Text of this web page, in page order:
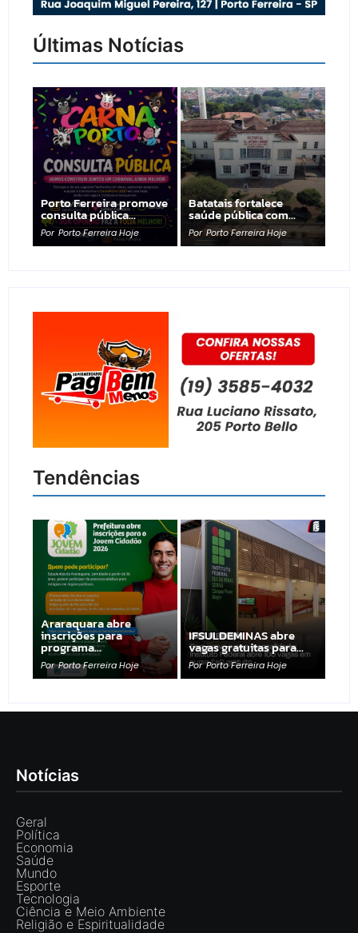
Últimas Notícias
Porto Ferreira promove
consulta pública…
Por Porto Ferreira Hoje
Batatais fortalece
saúde pública com…
Por Porto Ferreira Hoje
Tendências
Araraquara abre
inscrições para
programa…
Por Porto Ferreira Hoje
IFSULDEMINAS abre
vagas gratuitas para…
Por Porto Ferreira Hoje
Notícias
Geral
Política
Economia
Saúde
Mundo
Esporte
Tecnologia
Ciência e Meio Ambiente
Religião e Espiritualidade